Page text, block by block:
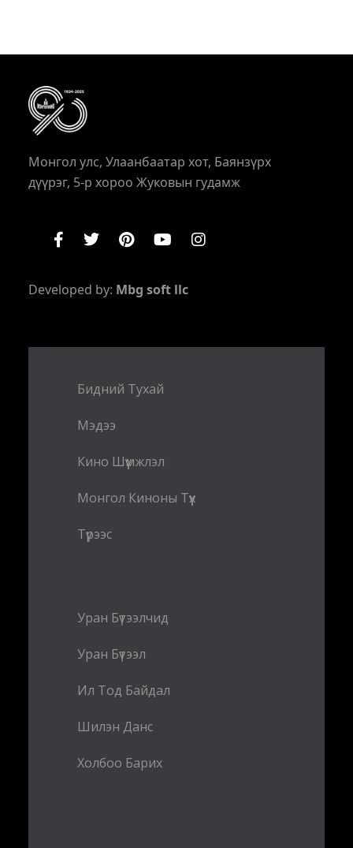
Монгол улс, Улаанбаатар хот, Баянзүрх
дүүрэг, 5-р хороо Жуковын гудамж
Developed by: Mbg soft llc
Бидний Тухай
Мэдээ
Кино Шүүмжлэл
Монгол Киноны Түүх
Түрээс
Уран Бүтээлчид
Уран Бүтээл
Ил Тод Байдал
Шилэн Данс
Холбоо Барих